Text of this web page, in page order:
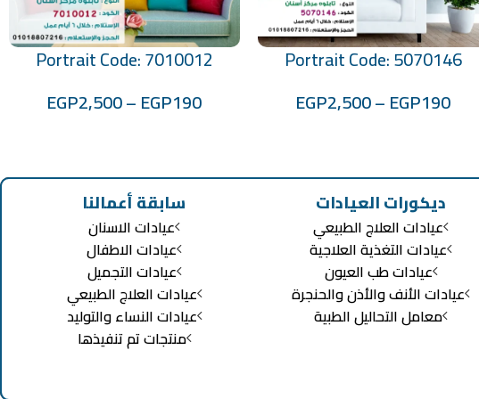
تحديد أحد الخيارات
Portrait Code: 5070146
EGP190
–
EGP2,500
تحديد أحد الخيارات
Portrait Code: 7010012
EGP190
–
EGP2,500
ديكورات العيادات
عيادات العلاج الطبيعي
عيادات التغذية العلاجية
عيادات طب العيون
عيادات الأنف والأذن والحنجرة
معامل التحاليل الطبية
سابقة أعمالنا
عيادات الاسنان
عيادات الاطفال
عيادات التجميل
عيادات العلاج الطبيعي
عيادات النساء والتوليد
منتجات تم تنفيذها